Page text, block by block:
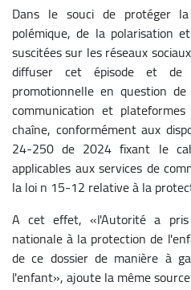
Dans le souci de protéger
polémique, de la polarisation
suscitées sur les réseaux
diffuser cet épisode et de
promotionnelle en question
communication et
chaîne, conformément aux
24-250 de 2024 fixant le
applicables aux services de
la loi n 15-12 relative à la
A cet effet, «l'Autorité a
nationale à la protection de
de ce dossier de manière à
l'enfant», ajoute la même